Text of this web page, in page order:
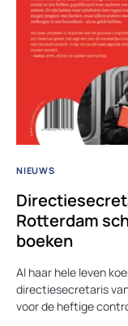
NIEUWS
Rotterdam
boeken
Al haar hele leven
directiesecretaris
voor de heftige